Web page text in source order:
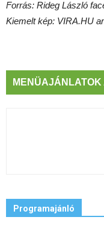
Forrás: Rideg László
Kiemelt kép: VIRA.HU
MENÜAJÁNLATOK
Programajánló